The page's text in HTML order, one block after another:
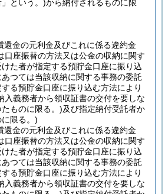
」という。)から納付されるものに限
還金の元利金及びこれに係る違約金
口座振替の方法又は公金の収納に関す
た者が指定する預貯金口座に振り込
つては当該収納に関する事務の委託
る預貯金口座に振り込む方法により
入義務者から領収証書の交付を要しな
ものに限る。)及び指定納付受託者か
限る。)
還金の元利金及びこれに係る違約金
口座振替の方法又は公金の収納に関す
た者が指定する預貯金口座に振り込
つては当該収納に関する事務の委託
る預貯金口座に振り込む方法により
入義務者から領収証書の交付を要しな